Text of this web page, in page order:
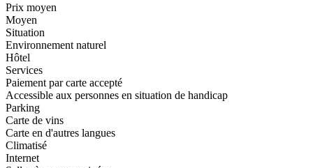
Prix moyen
Moyen
Situation
Environnement naturel
Hôtel
Services
Paiement par carte accepté
Accessible aux personnes en situation de handicap
Parking
Carte de vins
Carte en d'autres langues
Climatisé
Internet